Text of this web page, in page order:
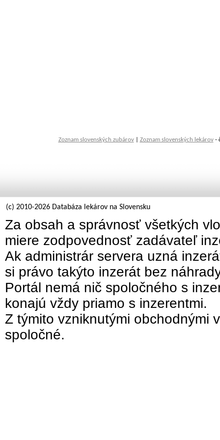
Zoznam slovenských zubárov| Zoznam slovenských lekárov-
(c) 2010-2026 Databáza lekárov na Slovensku
Za obsah a správnosť všetkých
miere zodpovednosť zadávateľ
Ak administrár servera uzná
si právo takýto inzerát bez
Portál nemá nič spoločného s
konajú vždy priamo s inzerentmi.
Z týmito vzniknutými obchodnými
spoločné.